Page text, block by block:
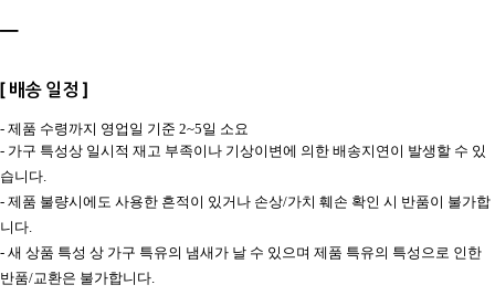
ㅡ
[ 배송 일정 ]
- 제품 수령까지 영업일 기준 2~5일 소요
- 가구 특성상 일시적 재고 부족이나 기상이변에 의한 배송지연이 발생할 수 있
습니다.
- 제품 불량시에도 사용한 흔적이 있거나 손상/가치 훼손 확인 시 반품이 불가합
니다.
- 새 상품 특성 상 가구 특유의 냄새가 날 수 있으며 제품 특유의 특성으로 인한
반품/교환은 불가합니다.